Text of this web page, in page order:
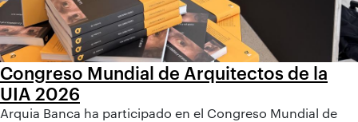
Congreso Mundial de Arquitectos de la
UIA 2026
Arquia Banca ha participado en el Congreso Mundial de